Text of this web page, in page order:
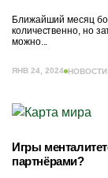
Ближайший месяц
количественно, но
можно...
ЯНВ 24, 2024
Игры
партнёрами?